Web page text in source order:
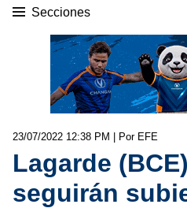
Secciones
23/07/2022 12:38 PM | Por EFE
Lagarde
seguirán